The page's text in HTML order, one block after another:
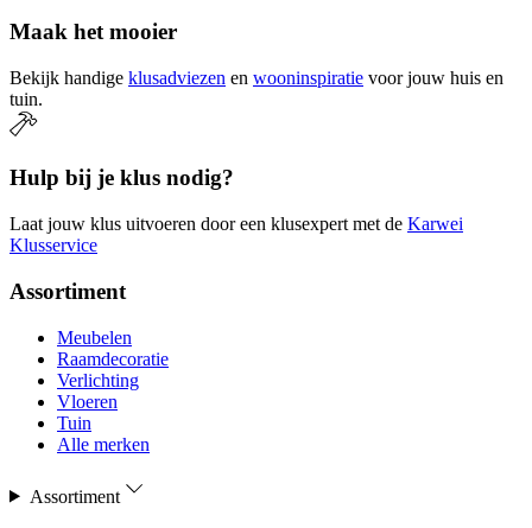
Maak het mooier
Bekijk handige klusadviezen en wooninspiratie voor jouw huis en
tuin.
Hulp bij je klus nodig?
Laat jouw klus uitvoeren door een klusexpert met de Karwei
Klusservice
Assortiment
Meubelen
Raamdecoratie
Verlichting
Vloeren
Tuin
Alle merken
Assortiment